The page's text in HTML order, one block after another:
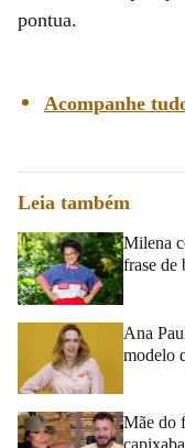
pontua.
Acompanhe
Leia também
Milena
frase de
Ana
modelo
Mãe do